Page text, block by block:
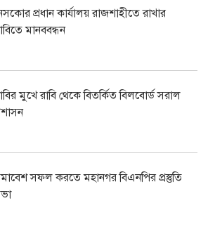
প্রধান কার্যালয় রাজশাহীতে রাখার
মানববন্ধন
মুখে রাবি থেকে বিতর্কিত বিলবোর্ড সরাল
সফল করতে মহানগর বিএনপির প্রস্তুতি